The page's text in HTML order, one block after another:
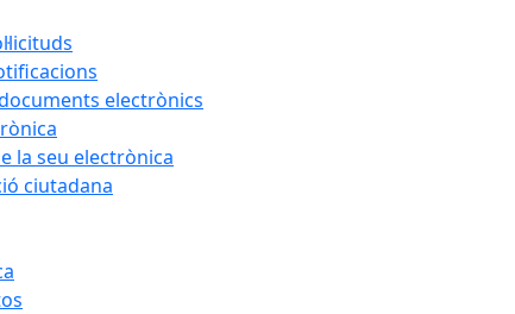
electrònics
la seu electrònica
ciutadana